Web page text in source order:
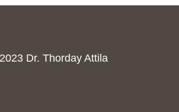
Dr. Thorday Attila